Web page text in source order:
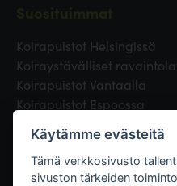
Koirapuistot Helsingissä
Koiraystävälliset
Koirapuistot Vantaalla
Koirapuistot Espoossa
Eläinlääkäri Helsingissä
Koirapuistot Tampereella
Käytämme evästeitä
Tämä verkkosivusto
sivuston tärkeiden